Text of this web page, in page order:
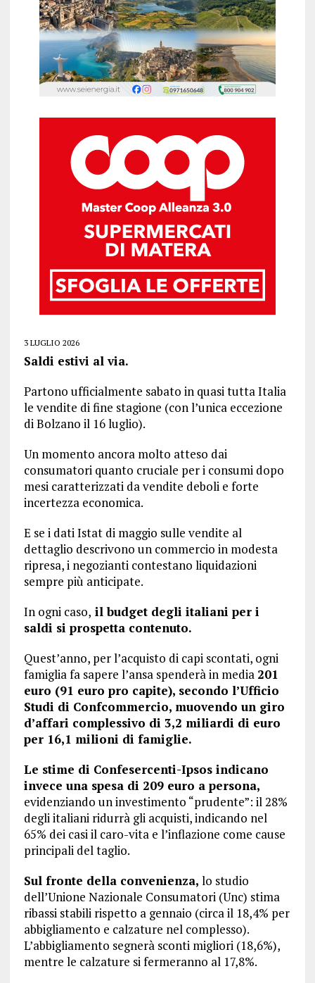
3 LUGLIO 2026
Saldi estivi al via.
Partono ufficialmente sabato in quasi tutta Italia
le vendite di fine stagione (con l’unica eccezione
di Bolzano il 16 luglio).
Un momento ancora molto atteso dai
consumatori quanto cruciale per i consumi dopo
mesi caratterizzati da vendite deboli e forte
incertezza economica.
E se i dati Istat di maggio sulle vendite al
dettaglio descrivono un commercio in modesta
ripresa, i negozianti contestano liquidazioni
sempre più anticipate.
In ogni caso, il budget degli italiani per i
saldi si prospetta contenuto.
Quest’anno, per l’acquisto di capi scontati, ogni
famiglia fa sapere l’ansa spenderà in media 201
euro (91 euro pro capite), secondo l’Ufficio
Studi di Confcommercio, muovendo un giro
d’affari complessivo di 3,2 miliardi di euro
per 16,1 milioni di famiglie.
Le stime di Confesercenti-Ipsos indicano
invece una spesa di 209 euro a persona,
evidenziando un investimento “prudente”: il 28%
degli italiani ridurrà gli acquisti, indicando nel
65% dei casi il caro-vita e l’inflazione come cause
principali del taglio.
Sul fronte della convenienza, lo studio
dell’Unione Nazionale Consumatori (Unc) stima
ribassi stabili rispetto a gennaio (circa il 18,4% per
abbigliamento e calzature nel complesso).
L’abbigliamento segnerà sconti migliori (18,6%),
mentre le calzature si fermeranno al 17,8%.